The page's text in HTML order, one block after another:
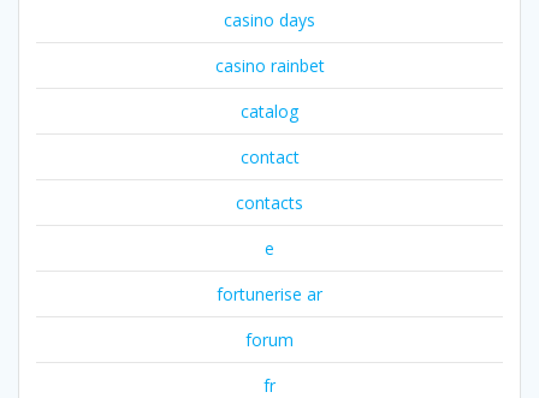
casino days
casino rainbet
catalog
contact
contacts
e
fortunerise ar
forum
fr